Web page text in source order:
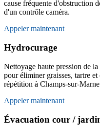
cause fréquente d'obstruction
d'un contrôle caméra.
Appeler maintenant
Hydrocurage
Nettoyage haute pression de
pour éliminer graisses, tartre
répétition à Champs-sur-
Appeler maintenant
Évacuation cour /